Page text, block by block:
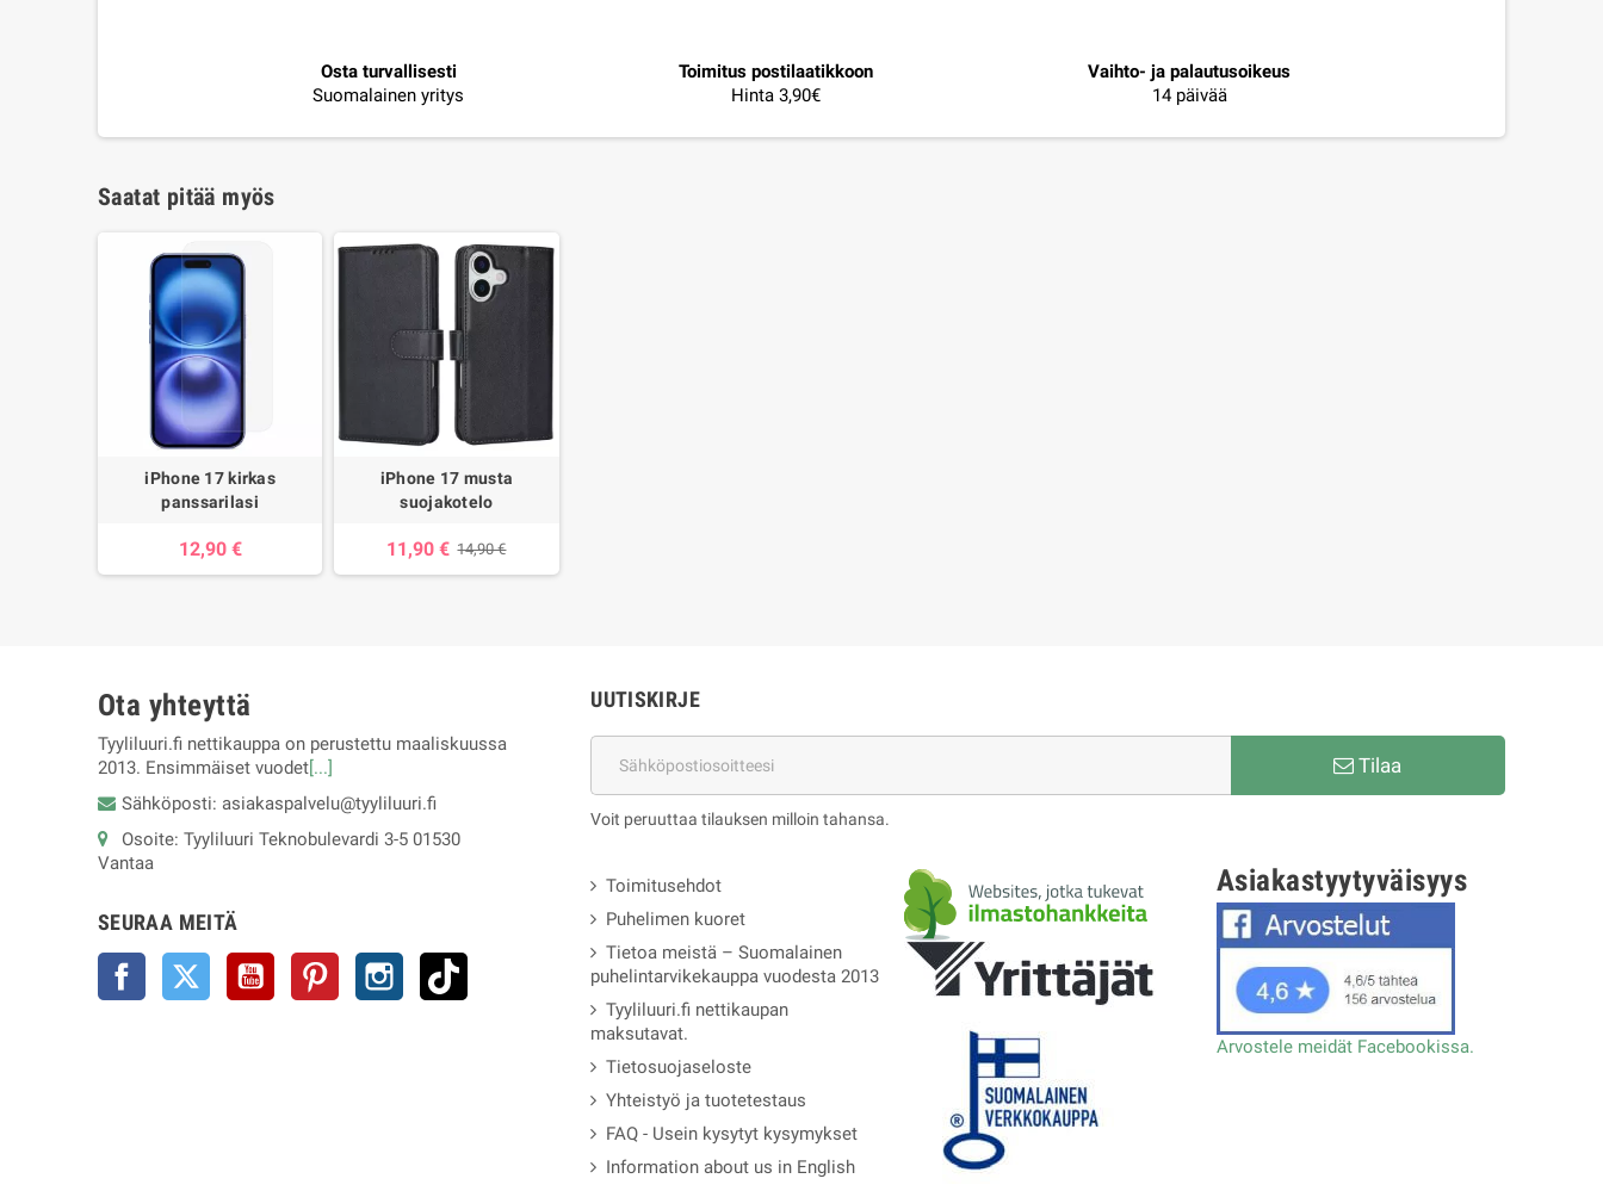
Osta turvallisesti
Suomalainen yritys
Toimitus postilaatikkoon
Hinta 3,90€
Vaihto- ja palautusoikeus
14 päivää
Saatat pitää myös
iPhone 17 kirkas
panssarilasi
12,90 €
iPhone 17 musta
suojakotelo
11,90 € 14,90 €
Ota yhteyttä
Tyyliluuri.fi nettikauppa on perustettu maaliskuussa
2013. Ensimmäiset vuodet[...]
Sähköposti: asiakaspalvelu@tyyliluuri.fi
Osoite: Tyyliluuri Teknobulevardi 3-5 01530
Vantaa
SEURAA MEITÄ
Facebook Twitter YouTube Pinterest Instagram
UUTISKIRJE
Tilaa
Voit peruuttaa tilauksen milloin tahansa.
Toimitusehdot
Puhelimen kuoret
Tietoa meistä – Suomalainen
puhelintarvikekauppa vuodesta 2013
Tyyliluuri.fi nettikaupan
maksutavat.
Tietosuojaseloste
Yhteistyö ja tuotetestaus
FAQ - Usein kysytyt kysymykset
Information about us in English
Asiakastyytyväisyys
Arvostele meidät Facebookissa.